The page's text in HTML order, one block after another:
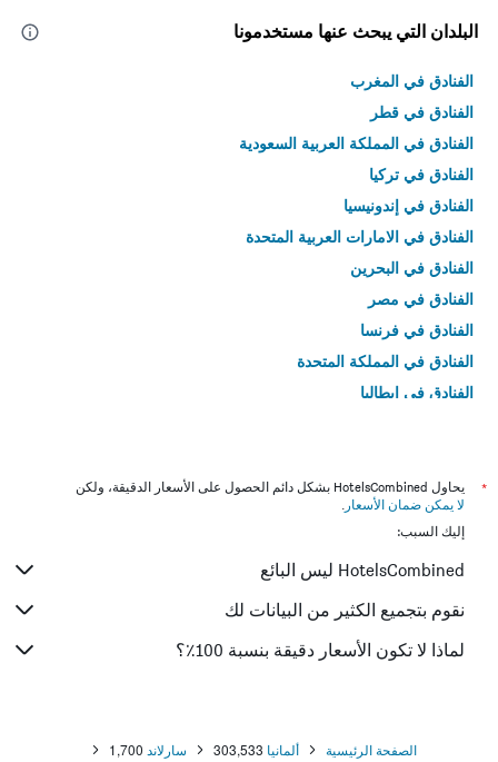
البلدان التي يبحث عنها مستخدمونا
الفنادق في المغرب
الفنادق في قطر
الفنادق في المملكة العربية السعودية
الفنادق في تركيا
الفنادق في إندونيسيا
الفنادق في الامارات العربية المتحدة
الفنادق في البحرين
الفنادق في مصر
الفنادق في فرنسا
الفنادق في المملكة المتحدة
الفنادق في إيطاليا
*
يحاول HotelsCombined بشكل دائم الحصول على الأسعار الدقيقة، ولكن
لا يمكن ضمان الأسعار .
إليك السبب:
HotelsCombined ليس البائع
نقوم بتجميع الكثير من البيانات لك
لماذا لا تكون الأسعار دقيقة بنسبة 100٪؟
الصفحة الرئيسية ألمانيا 303,533 سارلاند 1,700